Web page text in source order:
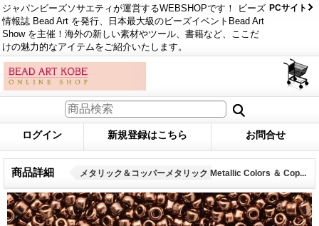
ジャパンビーズソサエティが運営するWEBSHOPです！ ビーズ
情報誌 Bead Art を発行、日本最大級のビーズイベントBead Art
Show を主催！海外の新しい素材やツール、書籍など、ここだ
けの魅力的なアイテムをご紹介いたします。
PCサイト
ログイン 新規登録はこちら お問合せ
商品詳細 メタリック＆コッパーメタリック Metallic Colors ＆ Cop...